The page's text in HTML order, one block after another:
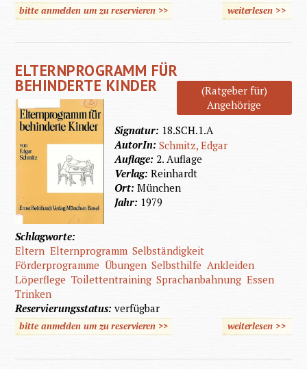
bitte anmelden um zu reservieren >> weiterlesen über In
>>
ELTERNPROGRAMM FÜR
BEHINDERTE KINDER
(Ratgeber für)
Angehörige
Signatur: 18.SCH.1.A
AutorIn:Schmitz, Edgar
Auflage: 2. Auflage
Verlag:Reinhardt
Ort:München
Jahr: 1979
Schlagworte:
Eltern Elternprogramm Selbständigkeit
Förderprogramme Übungen Selbsthilfe Ankleiden
Löperflege Toilettentraining Sprachanbahnung Essen
Trinken
Reservierungsstatus:verfügbar
bitte anmelden um zu reservieren >> weiterlesen>>